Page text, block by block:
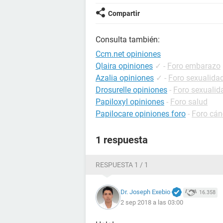
Compartir
Consulta también:
Ccm.net opiniones
Qlaira opiniones ✓ - Foro embarazo
Azalia opiniones ✓ - Foro
Drosurelle opiniones - Foro
Papiloxyl opiniones - Foro salud
Papilocare opiniones foro - Foro
1 respuesta
RESPUESTA 1 / 1
Dr. Joseph Exebio 16.358
2 sep 2018 a las 03:00